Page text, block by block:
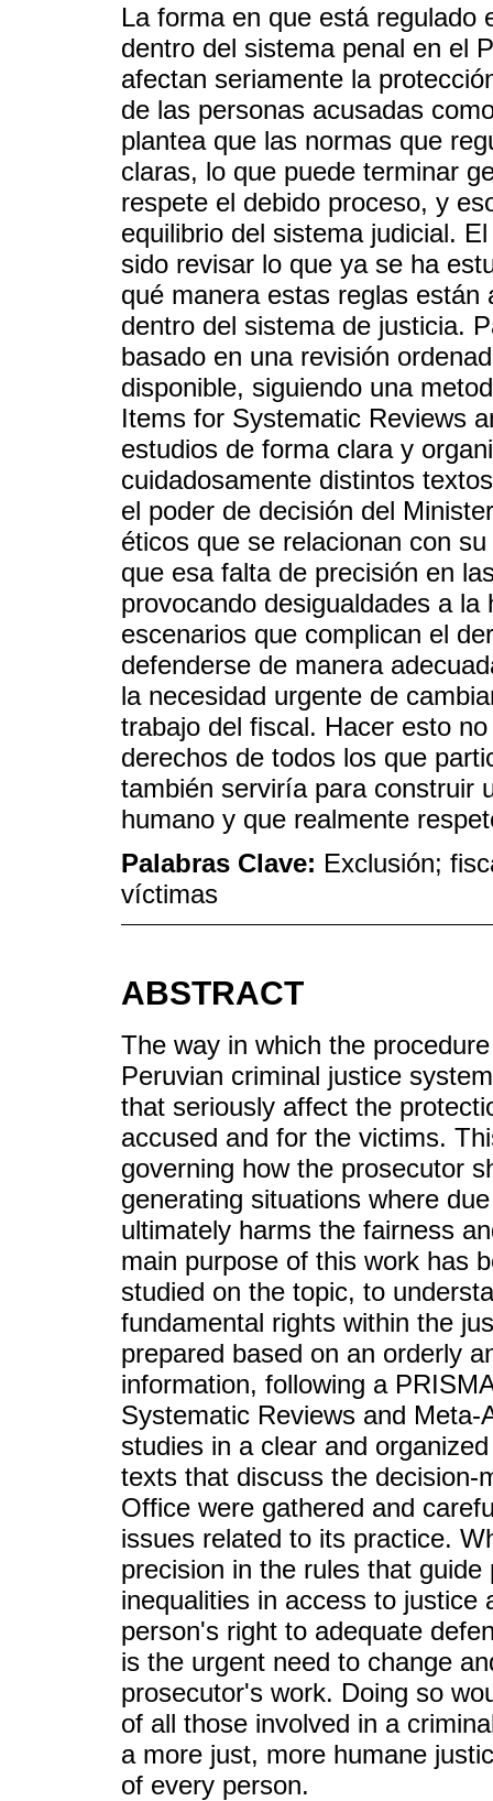
La forma en que está regulado
dentro del sistema penal en el
afectan seriamente la
de las personas acusadas
plantea que las normas que
claras, lo que puede terminar
respete el debido proceso, y
equilibrio del sistema judicial.
sido revisar lo que ya se ha
qué manera estas reglas
dentro del sistema de justicia.
basado en una revisión
disponible, siguiendo una
Items for Systematic Reviews
estudios de forma clara y
cuidadosamente distintos
el poder de decisión del
éticos que se relacionan con
que esa falta de precisión en
provocando desigualdades a
escenarios que complican el
defenderse de manera
la necesidad urgente de
trabajo del fiscal. Hacer esto
derechos de todos los que
también serviría para construir
humano y que realmente
Palabras Clave: Exclusión;
víctimas
ABSTRACT
The way in which the
Peruvian criminal justice
that seriously affect the
accused and for the victims.
governing how the prosecutor
generating situations where
ultimately harms the fairness
main purpose of this work has
studied on the topic, to
fundamental rights within the
prepared based on an orderly
information, following a
Systematic Reviews and
studies in a clear and
texts that discuss the decision-
Office were gathered and
issues related to its practice.
precision in the rules that
inequalities in access to justice
person's right to adequate
is the urgent need to change
prosecutor's work. Doing so
of all those involved in a
a more just, more humane
of every person.